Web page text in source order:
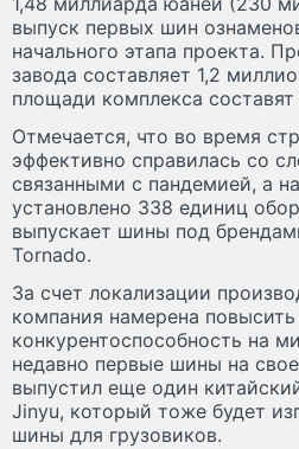
выпуск первых шин
начального этапа проекта.
завода составляет 1,2
площади комплекса составят
Отмечается, что во время
эффективно справилась со
связанными с пандемией, а
установлено 338 единиц
выпускает шины под
Tornado.
За счет локализации
компания намерена
конкурентоспособность на
недавно первые шины на
выпустил еще один
Jinyu, который тоже будет
шины для грузовиков.